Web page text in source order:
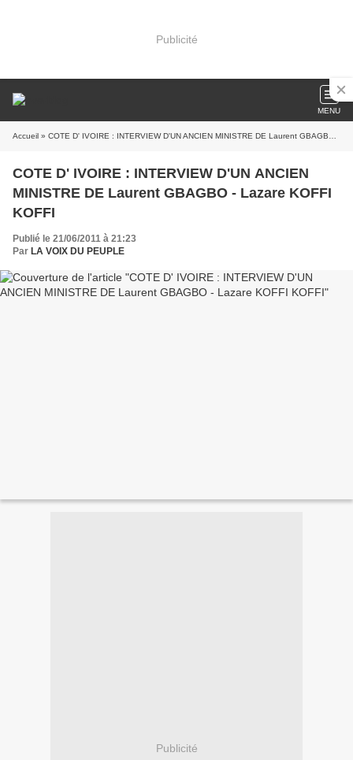
Publicité
MENU
Accueil » COTE D' IVOIRE : INTERVIEW D'UN ANCIEN MINISTRE DE Laurent GBAGBO - Lazare KOFFI KOFFI
COTE D' IVOIRE : INTERVIEW D'UN ANCIEN
MINISTRE DE Laurent GBAGBO - Lazare KOFFI
KOFFI
Publié le 21/06/2011 à 21:23
Par LA VOIX DU PEUPLE
Publicité